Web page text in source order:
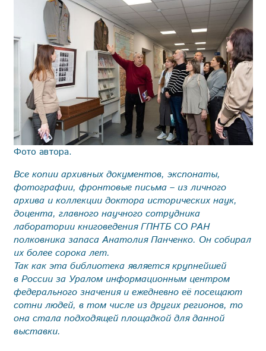
Фото автора.
Все копии архивных документов, экспонаты,
фотографии, фронтовые письма – из личного
архива и коллекции доктора исторических наук,
доцента, главного научного сотрудника
лаборатории книговедения ГПНТБ СО РАН
полковника запаса Анатолия Панченко. Он собирал
их более сорока лет.
Так как эта библиотека является крупнейшей
в России за Уралом информационным центром
федерального значения и ежедневно её посещают
сотни людей, в том числе из других регионов, то
она стала подходящей площадкой для данной
выставки.